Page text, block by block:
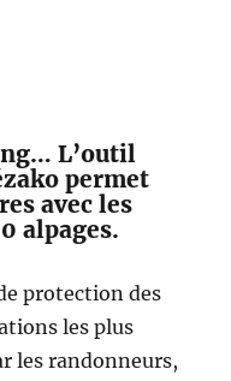
L’outil
permet
avec les
alpages.
protection des
les plus
les randonneurs,